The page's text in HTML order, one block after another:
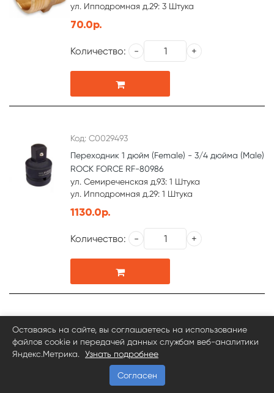
ул. Ипподромная д.29: 3 Штука
70.0р.
Количество:
Код: С0029493
Переходник 1 дюйм (Female) - 3/4 дюйма (Мale)
ROCK FORCE RF-80986
ул. Семиреченская д.93: 1 Штука
ул. Ипподромная д.29: 1 Штука
1130.0р.
Количество:
Код: С0014655
Переходник 1/2 3-х сторонний DR Ombra
203812T
ул. Семиреченская д.93: 4 Штука
Оставаясь на сайте, вы соглашаетесь на использование
файлов cookie и передачей данных службам веб-аналитики
Яндекс.Метрика.
Узнать подробнее
Согласен